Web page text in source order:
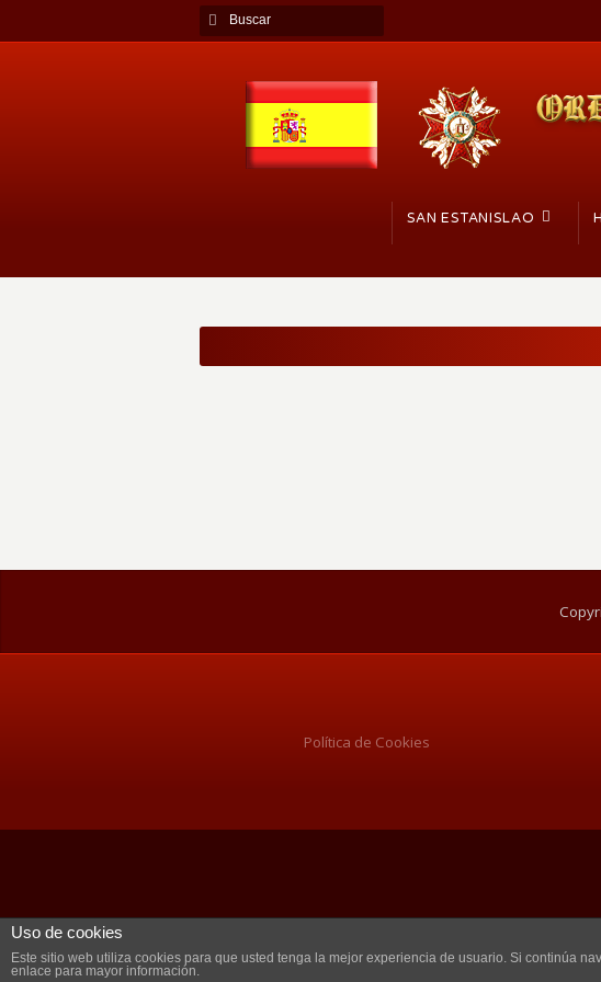
SAN ESTANISLAO
Política de Cookies
Uso de cookies
Este sitio web utiliza cookies para que usted tenga la mejor experiencia de usuario. Si continúa
enlace para mayor información.